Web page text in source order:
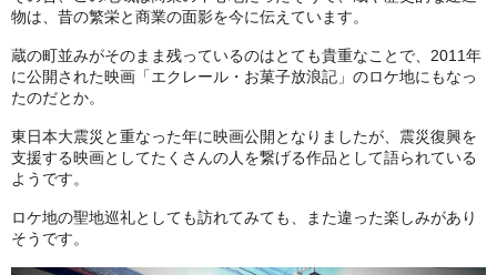
物は、昔の繁栄と商業の面影を今に伝えています。
蔵の町並みがそのまま残っているのはとても貴重なことで、2011年
に公開された映画「エクレール・お菓子放浪記」のロケ地にもなっ
たのだとか。
東日本大震災と重なった年に映画公開となりましたが、震災復興を
支援する映画としてたくさんの人を繋げる作品として語られている
ようです。
ロケ地の聖地巡礼としても訪れてみても、また違った楽しみがあり
そうです。